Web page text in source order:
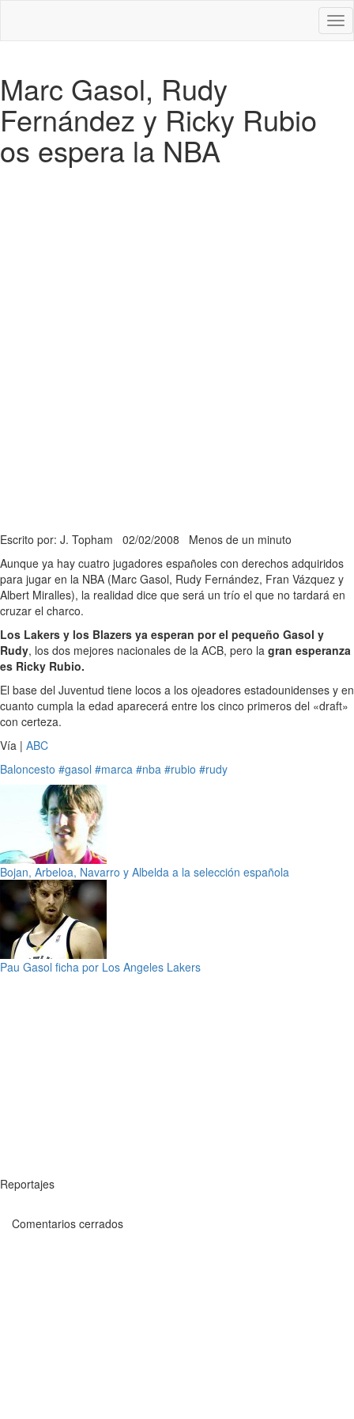
Marc Gasol, Rudy
Fernández y Ricky Rubio
os espera la NBA
Escrito por: J. Topham 02/02/2008 Menos de un minuto
Aunque ya hay cuatro jugadores españoles con derechos adquiridos
para jugar en la NBA (Marc Gasol, Rudy Fernández, Fran Vázquez y
Albert Miralles), la realidad dice que será un trío el que no tardará en
cruzar el charco.
Los Lakers y los Blazers ya esperan por el pequeño Gasol y
Rudy, los dos mejores nacionales de la ACB, pero la gran esperanza
es Ricky Rubio.
El base del Juventud tiene locos a los ojeadores estadounidenses y en
cuanto cumpla la edad aparecerá entre los cinco primeros del «draft»
con certeza.
Vía | ABC
Baloncesto #gasol #marca #nba #rubio #rudy
Bojan, Arbeloa, Navarro y Albelda a la selección española
Pau Gasol ficha por Los Angeles Lakers
Reportajes
Comentarios cerrados